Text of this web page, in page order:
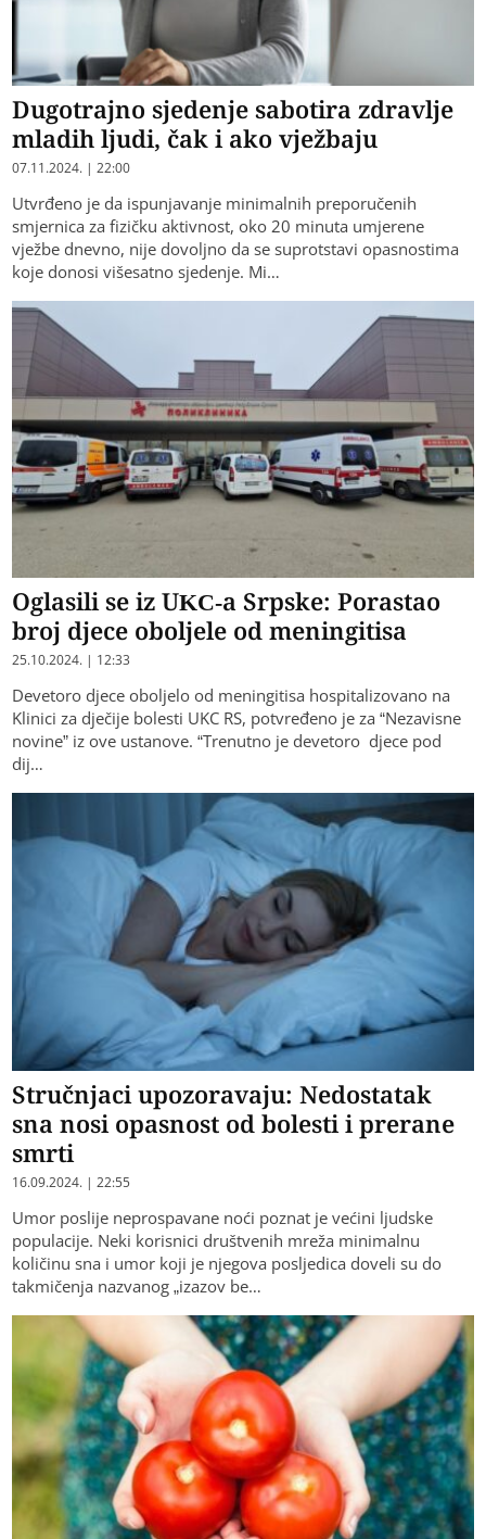
Dugotrajno sjedenje sabotira zdravlje
mladih ljudi, čak i ako vježbaju
07.11.2024. | 22:00
Utvrđeno je da ispunjavanje minimalnih preporučenih
smjernica za fizičku aktivnost, oko 20 minuta umjerene
vježbe dnevno, nije dovoljno da se suprotstavi opasnostima
koje donosi višesatno sjedenje. Mi…
Oglasili se iz UKC-a Srpske: Porastao
broj djece oboljele od meningitisa
25.10.2024. | 12:33
Devetoro djece oboljelo od meningitisa hospitalizovano na
Klinici za dječije bolesti UKC RS, potvređeno je za “Nezavisne
novine” iz ove ustanove. “Trenutno je devetoro djece pod
dij…
Stručnjaci upozoravaju: Nedostatak
sna nosi opasnost od bolesti i prerane
smrti
16.09.2024. | 22:55
Umor poslije neprospavane noći poznat je većini ljudske
populacije. Neki korisnici društvenih mreža minimalnu
količinu sna i umor koji je njegova posljedica doveli su do
takmičenja nazvanog „izazov be…